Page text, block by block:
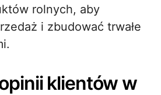
rolnych, aby
i zbudować trwałe
klientów w